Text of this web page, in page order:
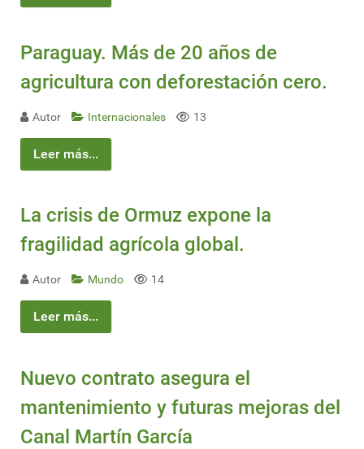
Paraguay. Más de 20 años de
agricultura con deforestación cero.
Autor Internacionales 13
Leer más...
La crisis de Ormuz expone la
fragilidad agrícola global.
Autor Mundo 14
Leer más...
Nuevo contrato asegura el
mantenimiento y futuras mejoras del
Canal Martín García